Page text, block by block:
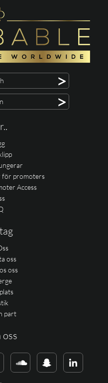
>
>
för promoters
Access
oss
oss
part
oss